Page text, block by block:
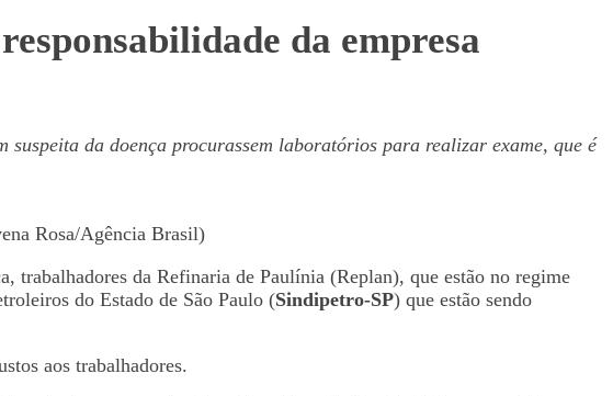
da empresa
da doença procurassem laboratórios para realizar exame, que é
Rosa/Agência Brasil)
trabalhadores da Refinaria de Paulínia (Replan), que estão no regime
do Estado de São Paulo (Sindipetro-SP) que estão sendo
aos trabalhadores.